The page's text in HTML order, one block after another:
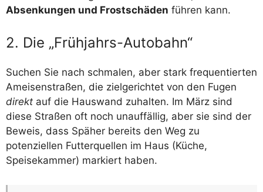
Absenkungen und Frostschäden führen kann.
2. Die „Frühjahrs-Autobahn“
Suchen Sie nach schmalen, aber stark frequentierten
Ameisenstraßen, die zielgerichtet von den Fugen
direkt auf die Hauswand zuhalten. Im März sind
diese Straßen oft noch unauffällig, aber sie sind der
Beweis, dass Späher bereits den Weg zu
potenziellen Futterquellen im Haus (Küche,
Speisekammer) markiert haben.